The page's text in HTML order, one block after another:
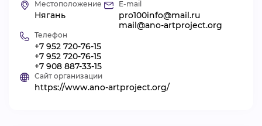
ВОЙТИ
Местоположение
Нягань
E-mail
pro100info@mail.ru
mail@ano-artproject.org
Телефон
+7 952 720-76-15
+7 952 720-76-15
+7 908 887-33-15
Сайт организации
https://www.ano-artproject.org/